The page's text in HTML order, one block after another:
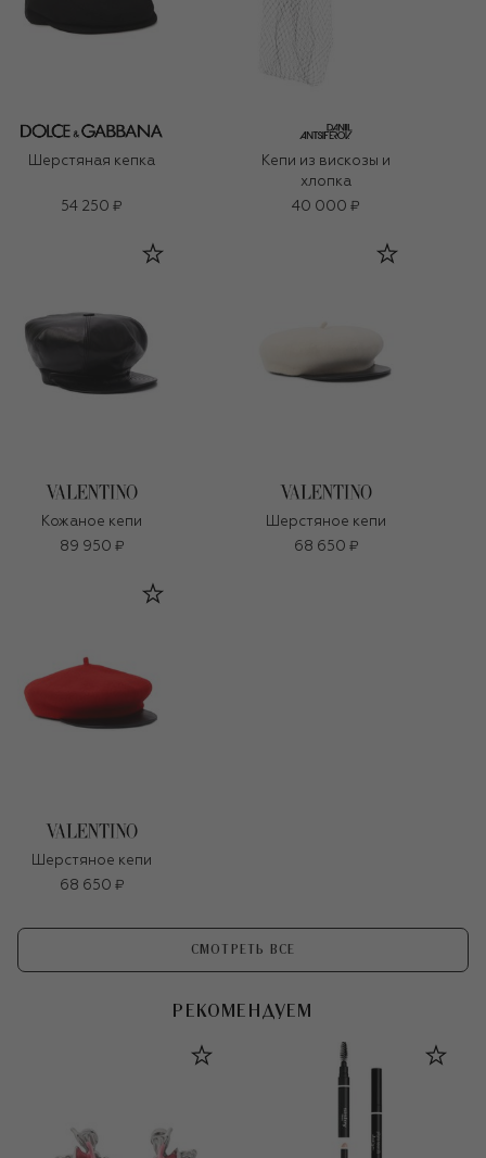
Шерстяная кепка
54 250 ₽
Кепи из вискозы и
хлопка
40 000 ₽
Кожаное кепи
89 950 ₽
Шерстяное кепи
68 650 ₽
Шерстяное кепи
68 650 ₽
СМОТРЕТЬ ВСЕ
РЕКОМЕНДУЕМ